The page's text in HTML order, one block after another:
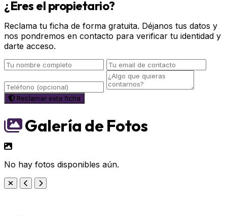
¿Eres el propietario?
Reclama tu ficha de forma gratuita. Déjanos tus datos y
nos pondremos en contacto para verificar tu identidad y
darte acceso.
Reclamar esta ficha
Galería de Fotos
No hay fotos disponibles aún.